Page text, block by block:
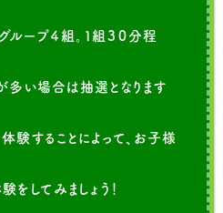
ープ４組。１組３０分程
合は抽選となります
験することによって、お子様
してみましょう！